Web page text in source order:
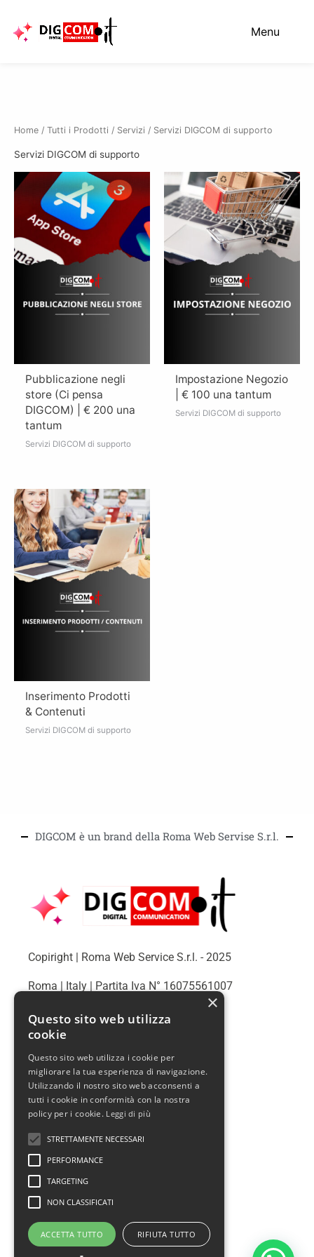
contenuto
Menu
Home / Tutti i Prodotti / Servizi / Servizi DIGCOM di supporto
Servizi DIGCOM di supporto
Pubblicazione negli
store (Ci pensa
DIGCOM) | € 200 una
tantum
Servizi DIGCOM di supporto
Impostazione Negozio
| € 100 una tantum
Servizi DIGCOM di supporto
Inserimento Prodotti
& Contenuti
Servizi DIGCOM di supporto
DIGCOM è un brand della Roma Web Servise S.r.l.
Copiright | Roma Web Service S.r.l. - 2025
Roma | Italy | Partita Iva N° 16075561007
Info@romawebservice.com
Policy Privacy
Cookie Policy
Termini e condizioni d'uso
Politica sui rimborsi
Assistenza
Prendi un appuntamento
×
Questo sito web utilizza
cookie
Questo sito web utilizza i cookie per
migliorare la tua esperienza di navigazione.
Utilizzando il nostro sito web acconsenti a
tutti i cookie in conformità con la nostra
policy per i cookie. Leggi di più
STRETTAMENTE NECESSARI
PERFORMANCE
TARGETING
NON CLASSIFICATI
ACCETTA TUTTO RIFIUTA TUTTO